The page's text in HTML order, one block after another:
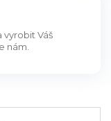
vyrobit Váš
nám.